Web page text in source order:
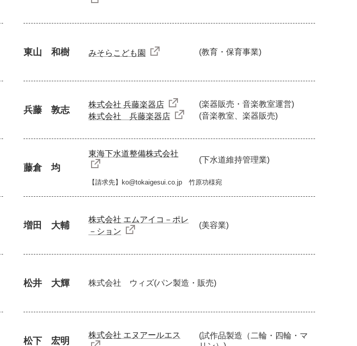
東山 和樹 みそらこども園 (教育・保育事業)
兵藤 敦志 株式会社 兵藤楽器店
(楽器販売・音楽教室運営)
株式会社 兵藤楽器店
(音楽教室、楽器販売)
藤倉 均
東海下水道整備株式会社
(下水道維持管理業)
【請求先】ko@tokaigesui.co.jp 竹原功様宛
増田 大輔
株式会社 エムアイコ－ポレ
－ション
(美容業)
松井 大輝 株式会社 ウィズ(パン製造・販売)
松下 宏明
株式会社 エヌアールエス
(試作品製造（二輪・四輪・マ